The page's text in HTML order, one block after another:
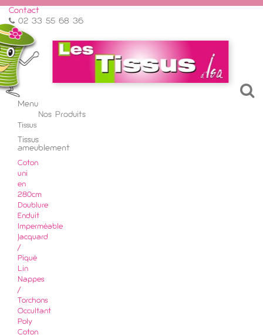
Contact
02 33 55 68 36
Menu
Nos Produits
Tissus
Tissus
ameublement
Coton
uni
en
280cm
Doublure
Enduit
Imperméable
Jacquard
/
Piqué
Lin
Nappes
/
Torchons
Occultant
Poly
Coton